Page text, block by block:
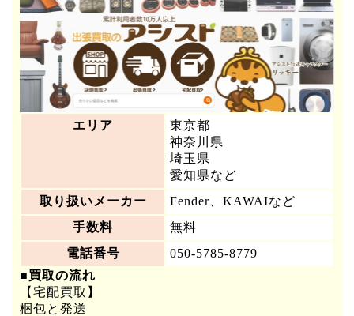
エリア
東京都
神奈川県
埼玉県
愛知県など
取り扱いメーカー
Fender、KAWAIなど
手数料
無料
電話番号
050-5785-8779
■買取の流れ
【宅配買取】
梱包と発送